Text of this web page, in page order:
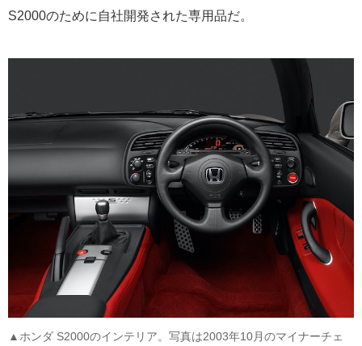
S2000のために自社開発された専用品だ。
▲ホンダ S2000のインテリア。写真は2003年10月のマイナーチェ